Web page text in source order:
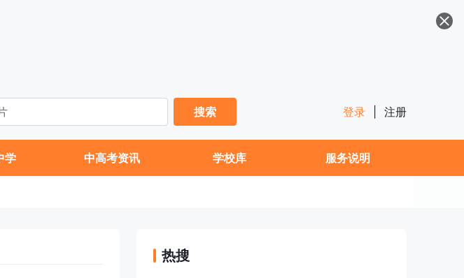
搜索
登录 注册
学 中高考资讯 学校库 服务说明
热搜